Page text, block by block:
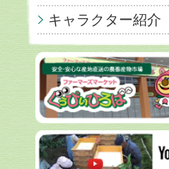
キャラクター紹介